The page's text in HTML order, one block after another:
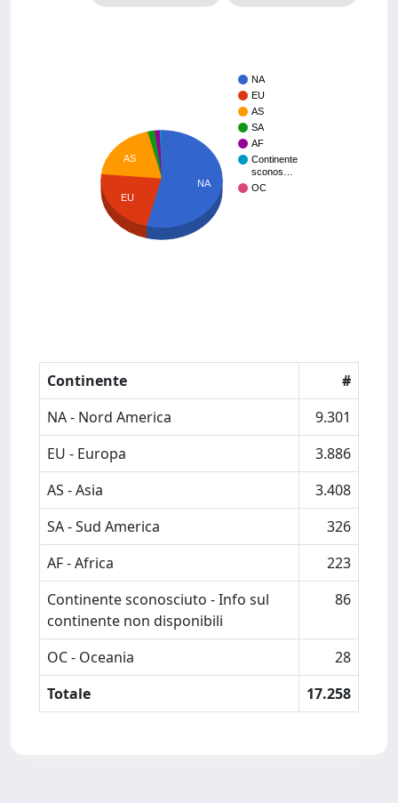
NA
EU
AS
SA
AF
Continente
sconos…
OC
AS
EU
NA
Continente
#
NA - Nord America
9.301
EU - Europa
3.886
AS - Asia
3.408
SA - Sud America
326
AF - Africa
223
Continente sconosciuto - Info sul
continente non disponibili
86
OC - Oceania
28
Totale
17.258